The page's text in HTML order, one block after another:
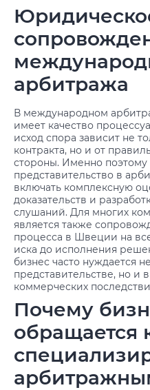
арбитража
В международном
имеет качество
исход спора зависит не
контракта, но и от
стороны. Именно
представительство в
включать комплексную
доказательств и
слушаний. Для многих
является также
процесса в Швеции на
иска до исполнения
бизнес часто нуждается
представительстве, но и
коммерческих
Почему
обращается